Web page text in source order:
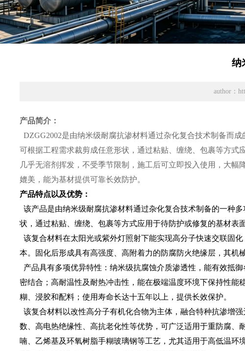
纳
author：
产品简介：
DZGG2002是由纳米级耐腐抗渗材料通过杂化复合技术制备而
可根据工程需求裁剪成任意形状，通过粘贴、缠绕、包裹等方式
几乎无溶剂挥发，不受季节限制，施工后可立即投入使用，大
媲美，能为基材提供可靠长效防护。
产品特点以及优势：
该产品是由纳米级耐腐抗渗材料通过杂化复合技术制备的一种
状，通过粘贴、缠绕、包裹等方式应用于待防护或修复的基材表面
该复合材料在太阳光或紫外灯照射下能实现高分子快速交联固
本。固化后形成具有高强度、高附着力的防腐防火绝缘层，其机
产品具有多项优异特性：纳米级抗腐蚀介质渗透性，能有效抵
密结合；高耐温性及耐热冲击性，能在极端温度环境下保持性
糊、浸胶和配料；使用寿命长达十五年以上，提供长效保护。
该复合材料以改性高分子有机化合物为主体，融合特种抗渗增
数、高电热绝缘性、高抗老化性等优势，可广泛适用于重防腐
喃、乙烯基及环氧树脂手糊玻璃钢等工艺，尤其适用于高低温环